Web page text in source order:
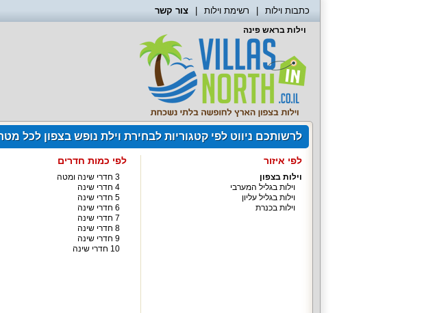
כתבות וילות רשימת וילות צור קשר
וילות בראש פינה
לרשותכם ניווט לפי קטגוריות לבחירת וילת נופש בצפון לכל
לפי איזור
וילות בצפון
וילות בגליל המערבי
וילות בגליל עליון
וילות בכנרת
לפי כמות חדרים
3 חדרי שינה ומטה
4 חדרי שינה
5 חדרי שינה
6 חדרי שינה
7 חדרי שינה
8 חדרי שינה
9 חדרי שינה
10 חדרי שינה